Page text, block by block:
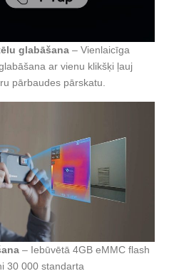
glabāšana – Vienlaicīga
ar vienu klikšķi ļauj
pārbaudes pārskatu.
– Iebūvētā 4GB eMMC flash
30 000 standarta